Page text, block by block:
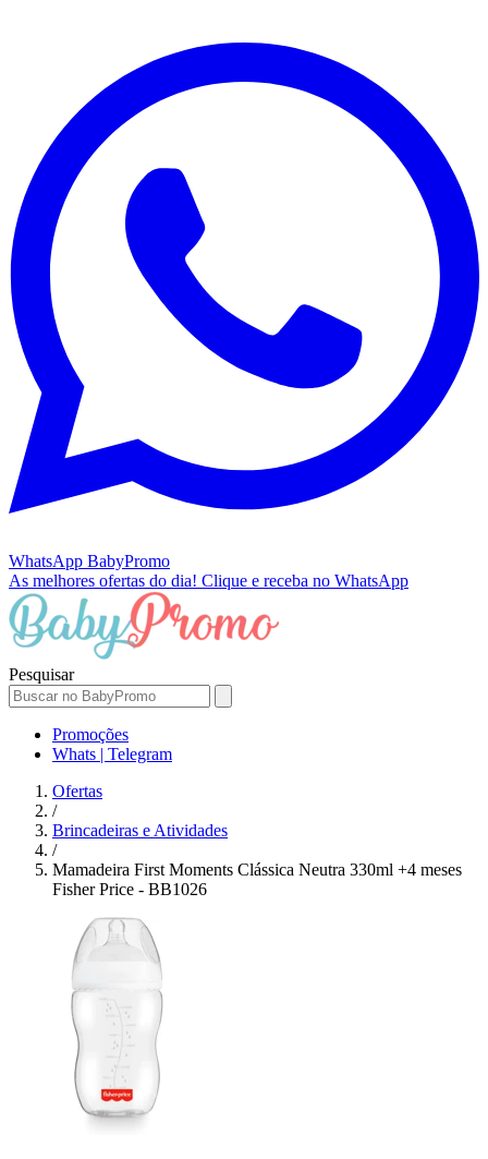
WhatsApp BabyPromo
As melhores ofertas do dia! Clique e receba no WhatsApp
Pesquisar
Promoções
Whats | Telegram
Ofertas
/
Brincadeiras e Atividades
/
Mamadeira First Moments Clássica Neutra 330ml +4 meses
Fisher Price - BB1026